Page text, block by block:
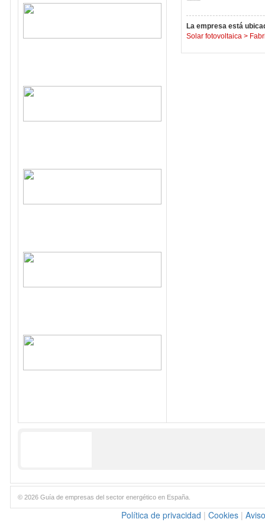
La empresa está
Solar fotovoltaica >
© 2026 Guía de empresas del sector energético en España.
Política de privacidad | Cookies |